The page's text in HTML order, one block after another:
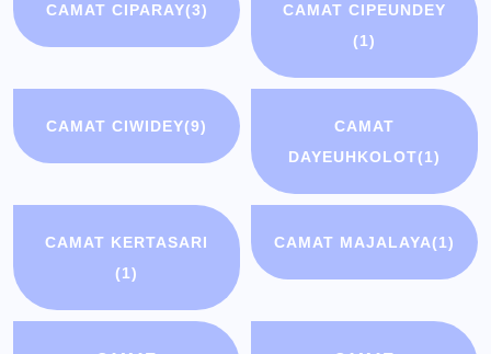
CAMAT CIPARAY(3)
CAMAT CIPEUNDEY
(1)
CAMAT CIWIDEY(9)
CAMAT
DAYEUHKOLOT(1)
CAMAT KERTASARI
(1)
CAMAT MAJALAYA(1)